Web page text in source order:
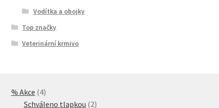
Vodítka a obojky
Top značky
Veterinární krmivo
% Akce 44
produkty
Schváleno tlapkou 22